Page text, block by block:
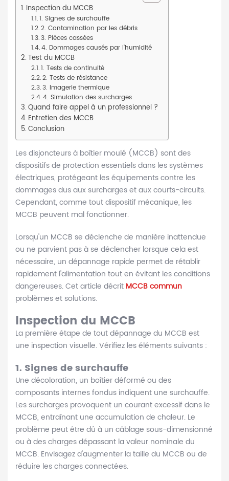
Inspection du MCCB
1. Signes de surchauffe
2. Contamination par les débris
3. Pièces cassées
4. Dommages causés par l’humidité
Test du MCCB
1. Tests de continuité
2. Tests de résistance
3. Imagerie thermique
4. Simulation des surcharges
Quand faire appel à un professionnel ?
Entretien des MCCB
Conclusion
Les disjoncteurs à boîtier moulé (MCCB) sont des
dispositifs de protection essentiels dans les systèmes
électriques, protégeant les équipements contre les
dommages dus aux surcharges et aux courts-circuits.
Cependant, comme tout dispositif mécanique, les
MCCB peuvent mal fonctionner.
Lorsqu'un MCCB se déclenche de manière inattendue
ou ne parvient pas à se déclencher lorsque cela est
nécessaire, un dépannage rapide permet de rétablir
rapidement l'alimentation tout en évitant les conditions
dangereuses. Cet article décrit MCCB commun
problèmes et solutions.
Inspection du MCCB
La première étape de tout dépannage du MCCB est
une inspection visuelle. Vérifiez les éléments suivants :
1. Signes de surchauffe
Une décoloration, un boîtier déformé ou des
composants internes fondus indiquent une surchauffe.
Les surcharges provoquent un courant excessif dans le
MCCB, entraînant une accumulation de chaleur. Le
problème peut être dû à un câblage sous-dimensionné
ou à des charges dépassant la valeur nominale du
MCCB. Envisagez d'augmenter la taille du MCCB ou de
réduire les charges connectées.